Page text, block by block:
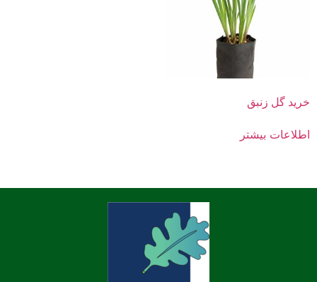
خرید گل زنبق
اطلاعات بیشتر